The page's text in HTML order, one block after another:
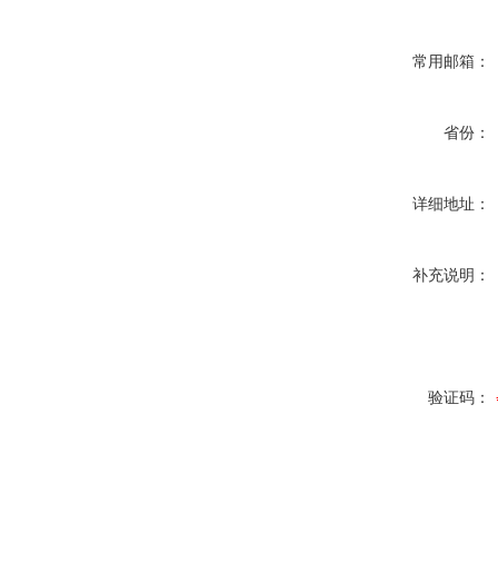
常用邮箱：
省份：
详细地址：
补充说明：
验证码：